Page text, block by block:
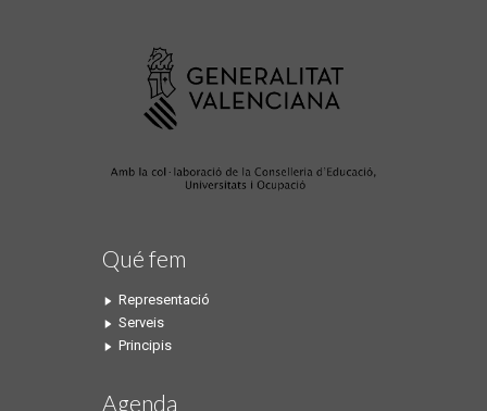
Qué fem
Representació
Serveis
Principis
Agenda